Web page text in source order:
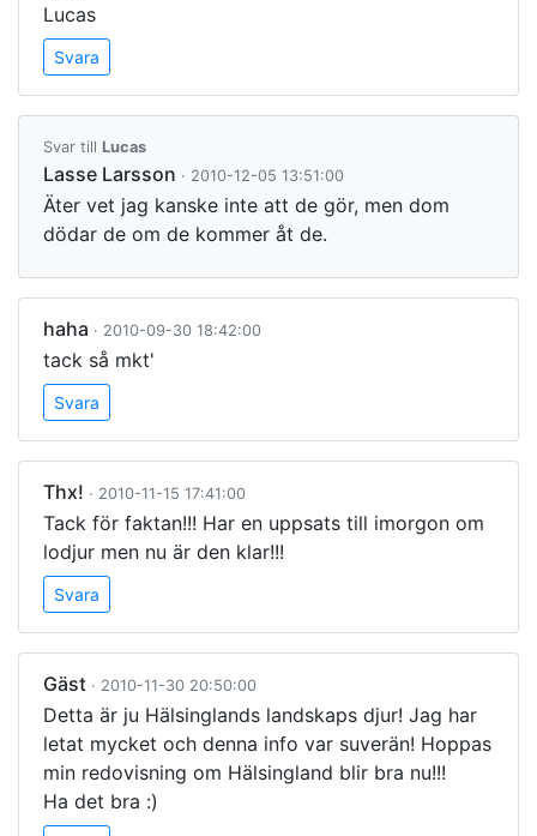
Lucas
Svara
Svar till Lucas
Lasse Larsson · 2010-12-05 13:51:00
Äter vet jag kanske inte att de gör, men dom
dödar de om de kommer åt de.
haha · 2010-09-30 18:42:00
tack så mkt'
Svara
Thx! · 2010-11-15 17:41:00
Tack för faktan!!! Har en uppsats till imorgon om
lodjur men nu är den klar!!!
Svara
Gäst · 2010-11-30 20:50:00
Detta är ju Hälsinglands landskaps djur! Jag har
letat mycket och denna info var suverän! Hoppas
min redovisning om Hälsingland blir bra nu!!!
Ha det bra :)